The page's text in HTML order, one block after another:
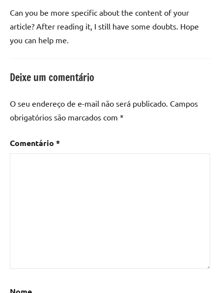
Can you be more specific about the content of your
article? After reading it, I still have some doubts. Hope
you can help me.
Deixe um comentário
O seu endereço de e-mail não será publicado. Campos
obrigatórios são marcados com *
Comentário *